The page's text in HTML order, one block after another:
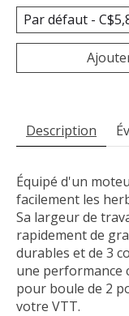
Description
Équipé d'un
facilement les
Sa largeur de
rapidement de
durables et de 3
une performance
pour boule de 2
votre VTT.